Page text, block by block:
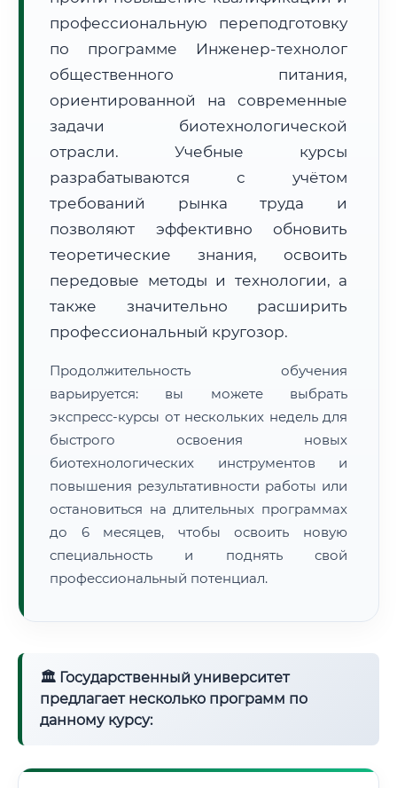
Расчет логистики оригиналов:
• Экспресс-доставка СДЭК / Почтой:3–5 рабочих дней
📜 Документы и аккредитация
🔍Нажмите на документ для увеличения и просмотра
профессиональную переподготовку
по программе Инженер-технолог
общественного питания,
ориентированной на современные
задачи биотехнологической
отрасли. Учебные курсы
разрабатываются с учётом
требований рынка труда и
позволяют эффективно обновить
теоретические знания, освоить
передовые методы и технологии, а
также значительно расширить
профессиональный кругозор.
Продолжительность обучения
варьируется: вы можете выбрать
экспресс-курсы от нескольких недель для
быстрого освоения новых
биотехнологических инструментов и
повышения результативности работы или
остановиться на длительных программах
до 6 месяцев, чтобы освоить новую
специальность и поднять свой
профессиональный потенциал.
🏛 Государственный университет
предлагает несколько программ по
данному курсу: